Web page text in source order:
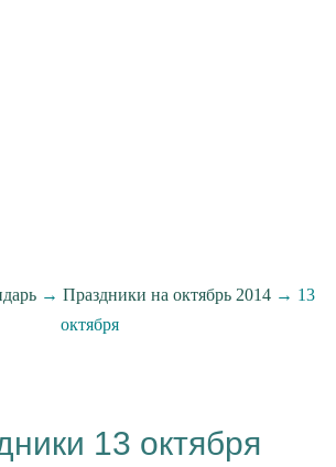
→ Праздники на октябрь 2014 → 13
октября
13 октября